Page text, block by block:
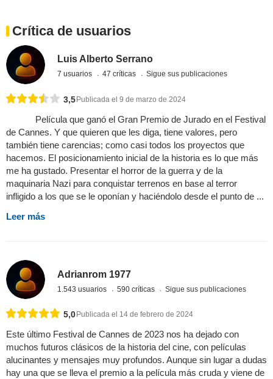
Crítica de usuarios
Luis Alberto Serrano
7 usuarios 47 críticas Sigue sus publicaciones
3,5 Publicada el 9 de marzo de 2024
Película que ganó el Gran Premio de Jurado en el Festival
de Cannes. Y que quieren que les diga, tiene valores, pero
también tiene carencias; como casi todos los proyectos que
hacemos. El posicionamiento inicial de la historia es lo que más
me ha gustado. Presentar el horror de la guerra y de la
maquinaria Nazi para conquistar terrenos en base al terror
infligido a los que se le oponían y haciéndolo desde el punto de ...
Leer más
Adrianrom 1977
1.543 usuarios 590 críticas Sigue sus publicaciones
5,0 Publicada el 14 de febrero de 2024
Este último Festival de Cannes de 2023 nos ha dejado con
muchos futuros clásicos de la historia del cine, con películas
alucinantes y mensajes muy profundos. Aunque sin lugar a dudas
hay una que se lleva el premio a la película más cruda y viene de